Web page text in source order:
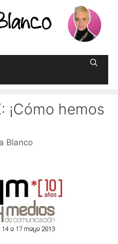
¡Cómo hemos
Blanco